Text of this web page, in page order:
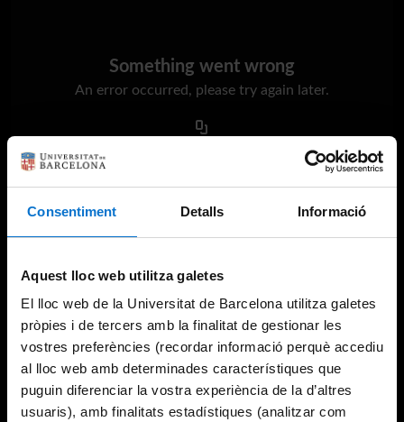
Consentiment Detalls Informació
Aquest lloc web utilitza galetes
El lloc web de la Universitat de Barcelona utilitza galetes
pròpies i de tercers amb la finalitat de gestionar les
vostres preferències (recordar informació perquè accediu
al lloc web amb determinades característiques que
puguin diferenciar la vostra experiència de la d’altres
usuaris), amb finalitats estadístiques (analitzar com
Something went wrong
An error occurred, please try again later.